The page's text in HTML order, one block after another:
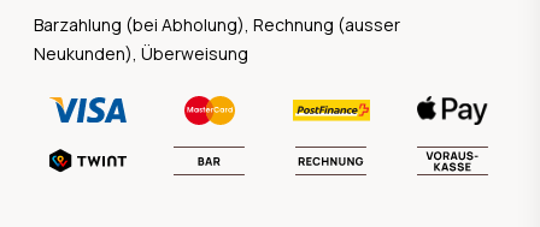
Barzahlung (bei Abholung), Rechnung (ausser
Neukunden), Überweisung